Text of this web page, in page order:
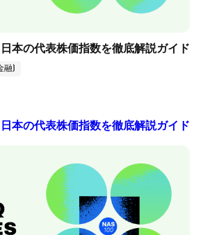
本の代表株価指数を徹底解説ガイド
融)
本の代表株価指数を徹底解説ガイド